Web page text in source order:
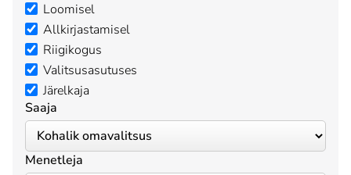
Loomisel
Allkirjastamisel
Riigikogus
Valitsusasutuses
Järelkaja
Saaja
Menetleja